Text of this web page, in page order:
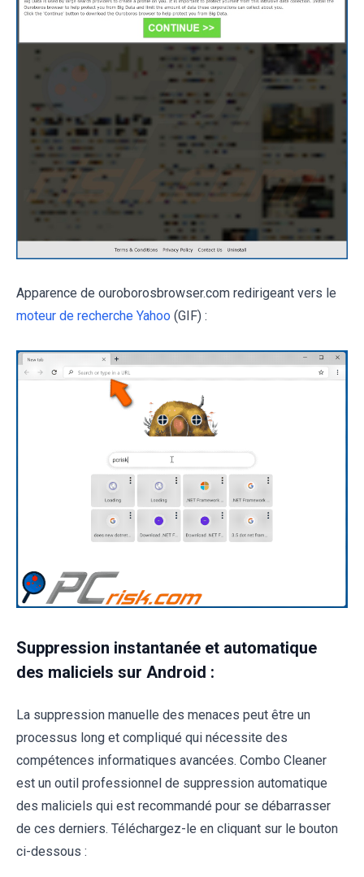
Apparence de ouroborosbrowser.com redirigeant vers le
moteur de recherche Yahoo (GIF) :
Suppression instantanée et automatique
des maliciels sur Android :
La suppression manuelle des menaces peut être un
processus long et compliqué qui nécessite des
compétences informatiques avancées. Combo Cleaner
est un outil professionnel de suppression automatique
des maliciels qui est recommandé pour se débarrasser
de ces derniers. Téléchargez-le en cliquant sur le bouton
ci-dessous :